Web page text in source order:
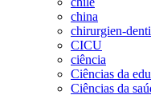
china
chirurgien-
CICU
ciência
Ciências da
Ciências da